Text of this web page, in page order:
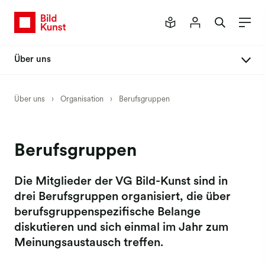
Über uns
Kommissionen
Berufsgruppen
Mitgliederversammlung
Stimmrechtsübertragung
Elektronisch abstimmen
Über uns › Organisation › Berufsgruppen
Berufsgruppen
Die Mitglieder der VG Bild-Kunst sind in
drei Berufsgruppen organisiert, die über
berufsgruppenspezifische Belange
diskutieren und sich einmal im Jahr zum
Meinungsaustausch treffen.